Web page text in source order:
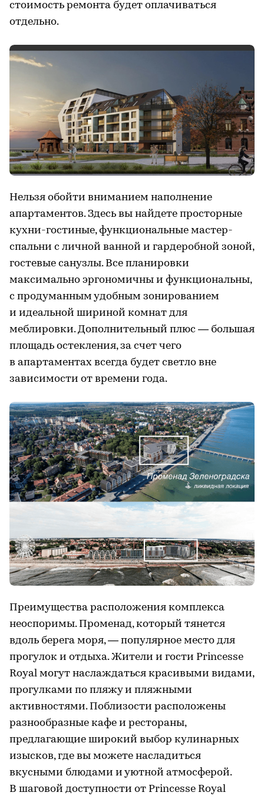
стоимость ремонта будет оплачиваться
отдельно.
Нельзя обойти вниманием наполнение
апартаментов. Здесь вы найдете просторные
кухни-гостиные, функциональные мастер-
спальни с личной ванной и гардеробной зоной,
гостевые санузлы. Все планировки
максимально эргономичны и функциональны,
с продуманным удобным зонированием
и идеальной шириной комнат для
меблировки. Дополнительный плюс — большая
площадь остекления, за счет чего
в апартаментах всегда будет светло вне
зависимости от времени года.
Преимущества расположения комплекса
неоспоримы. Променад, который тянется
вдоль берега моря, — популярное место для
прогулок и отдыха. Жители и гости Princesse
Royal могут наслаждаться красивыми видами,
прогулками по пляжу и пляжными
активностями. Поблизости расположены
разнообразные кафе и рестораны,
предлагающие широкий выбор кулинарных
изысков, где вы можете насладиться
вкусными блюдами и уютной атмосферой.
В шаговой доступности от Princesse Royal